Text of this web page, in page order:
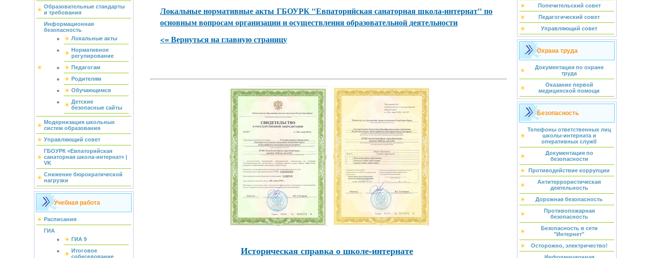
Образовательные стандарты
и требования
Информационная
безопасность
Локальные акты
Нормативное
регулирование
Педагогам
Родителям
Обучающимся
Детские
безопасные сайты
Модернизация школьных
систем образования
Управляющий совет
ГБОУРК «Евпаторийская
санаторная школа-интернат» |
VK
Снижение бюрократической
нагрузки
Учебная работа
Расписания
ГИА
ГИА 9
Итоговое
собеседование
Локальные нормативные акты ГБОУРК "Евпаторийская санаторная школа-интернат" по
основным вопросам организации и осуществления образовательной деятельности
<= Вернуться на главную страницу
Историческая справка о школе-интернате
Попечительский совет
Педагогический совет
Управляющий совет
Охрана труда
Документация по охране
труда
Оказание первой
медицинской помощи
Безопасность
Телефоны ответственных лиц
школы-интерната и
оперативных служб
Документация по
безопасности
Противодействие коррупции
Антитеррористическая
деятельность
Дорожная безопасность
Противопожарная
безопасность
Безопасность в сети
"Интернет"
Осторожно, электричество!